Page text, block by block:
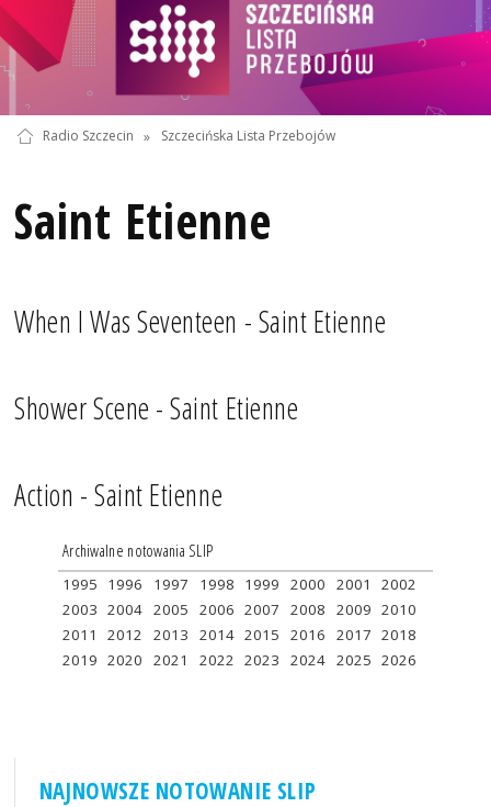
Radio Szczecin » Szczecińska Lista Przebojów
Saint Etienne
When I Was Seventeen - Saint Etienne
Shower Scene - Saint Etienne
Action - Saint Etienne
Archiwalne notowania SLIP
1995 1996 1997 1998 1999 2000 2001
2002
2003 2004 2005 2006 2007 2008 2009 2010
2011
2012 2013 2014 2015 2016 2017 2018
2019 2020 2021 2022 2023 2024 2025 2026
NAJNOWSZE NOTOWANIE SLIP